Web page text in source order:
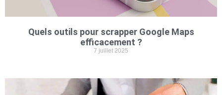
Quels outils pour scrapper Google Maps
efficacement ?
7 juillet 2025